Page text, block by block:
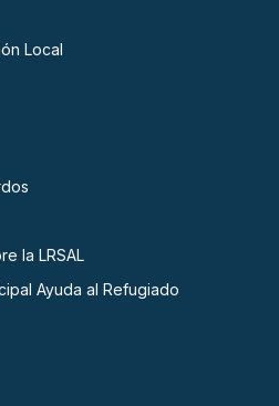
Local
la LRSAL
Ayuda al Refugiado